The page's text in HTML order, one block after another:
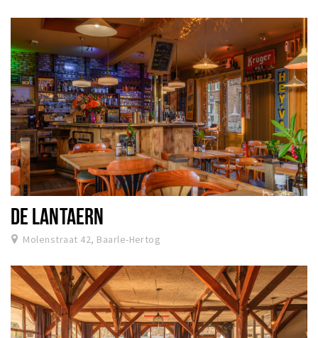
DE LANTAERN
Molenstraat 42, Baarle-Hertog